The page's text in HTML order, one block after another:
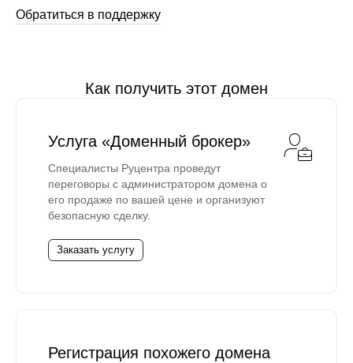
Обратиться в поддержку
Как получить этот домен
Услуга «Доменный брокер»
Специалисты Руцентра проведут
переговоры с администратором домена о
его продаже по вашей цене и организуют
безопасную сделку.
Заказать услугу
Регистрация похожего домена